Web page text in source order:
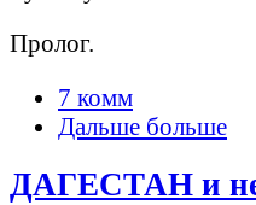
Пролог.
7 комм
Дальше больше
ДАГЕСТАН и не